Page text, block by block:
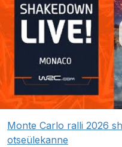
Monte Carlo ralli 2026
otseülekanne